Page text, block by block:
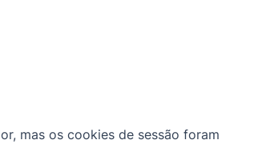
mas os cookies de sessão foram